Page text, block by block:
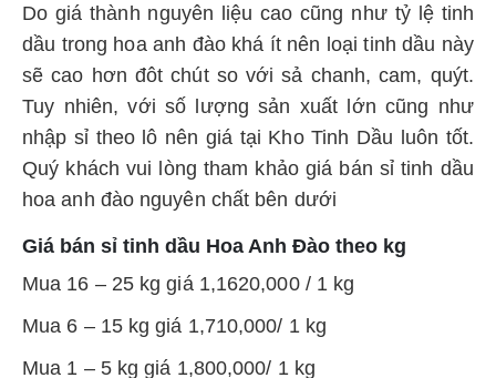
Do giá thành nguyên liệu cao cũng như tỷ lệ tinh
dầu trong hoa anh đào khá ít nên loại tinh dầu này
sẽ cao hơn đôt chút so với sả chanh, cam, quýt.
Tuy nhiên, với số lượng sản xuất lớn cũng như
nhập sỉ theo lô nên giá tại Kho Tinh Dầu luôn tốt.
Quý khách vui lòng tham khảo giá bán sỉ tinh dầu
hoa anh đào nguyên chất bên dưới
Giá bán sỉ tinh dầu Hoa Anh Đào theo kg
Mua 16 – 25 kg giá 1,1620,000 / 1 kg
Mua 6 – 15 kg giá 1,710,000/ 1 kg
Mua 1 – 5 kg giá 1,800,000/ 1 kg